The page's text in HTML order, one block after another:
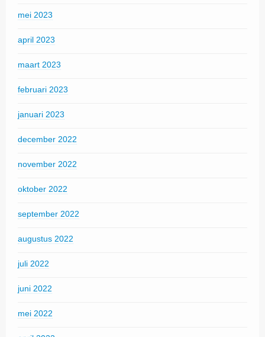
mei 2023
april 2023
maart 2023
februari 2023
januari 2023
december 2022
november 2022
oktober 2022
september 2022
augustus 2022
juli 2022
juni 2022
mei 2022